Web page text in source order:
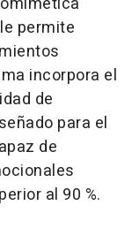
permite
incorpora el
de
para el
de
al 90 %.